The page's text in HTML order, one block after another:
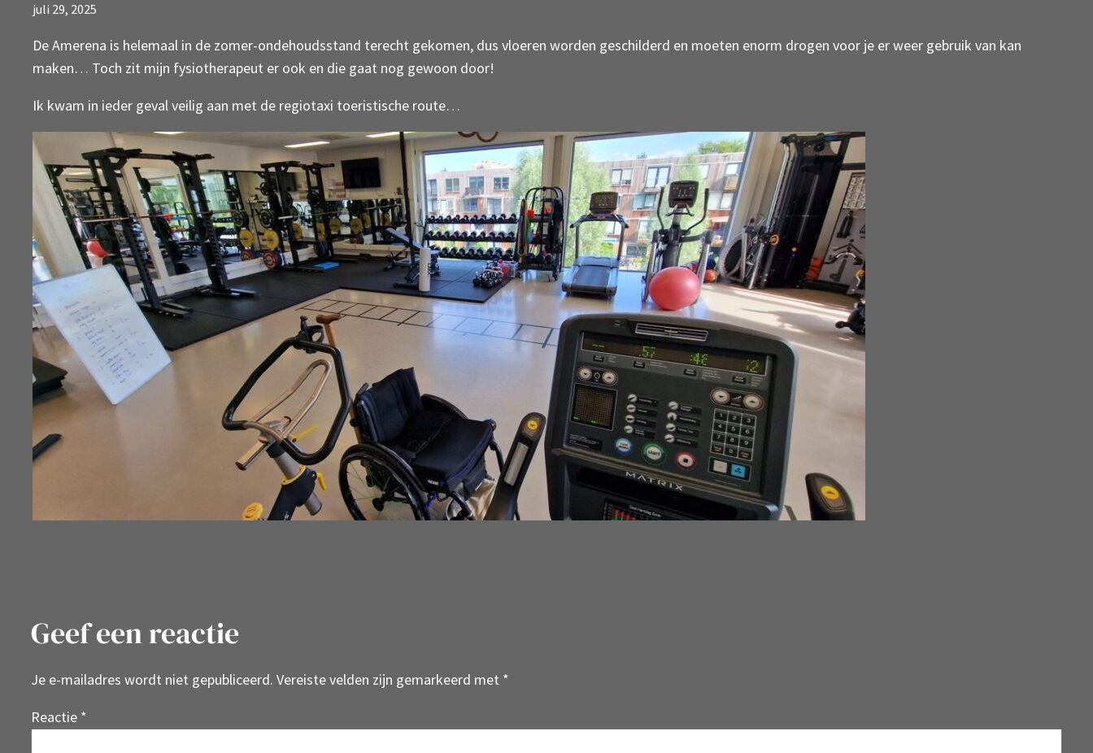
juli 29, 2025
De Amerena is helemaal in de zomer-ondehoudsstand terecht gekomen, dus vloeren worden geschilderd en moeten enorm drogen voor je er weer gebruik van kan
maken… Toch zit mijn fysiotherapeut er ook en die gaat nog gewoon door!
Ik kwam in ieder geval veilig aan met de regiotaxi toeristische route…
Geef een reactie
Je e-mailadres wordt niet gepubliceerd. Vereiste velden zijn gemarkeerd met *
Reactie *